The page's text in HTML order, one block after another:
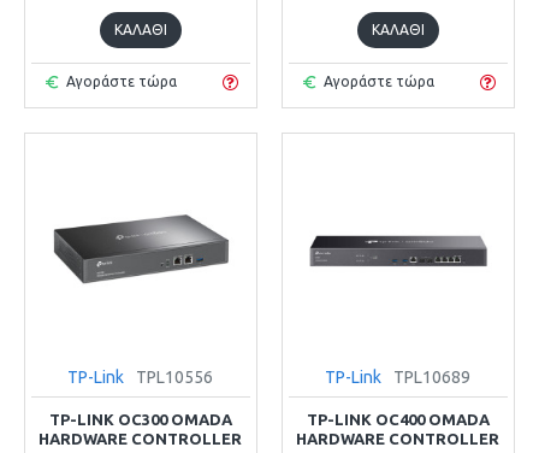
ΚΑΛΆΘΙ
Αγοράστε τώρα
ΚΑΛΆΘΙ
Αγοράστε τώρα
TP-Link TPL10556
TP-LINK OC300 OMADA
HARDWARE CONTROLLER
TP-Link TPL10689
TP-LINK OC400 OMADA
HARDWARE CONTROLLER